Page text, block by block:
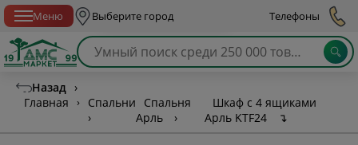
Меню Выберите город Телефоны
Назад ›
Главная
›
Спальни
›
Спальня
Арль
›
Шкаф с 4 ящиками
Арль KTF24
↴